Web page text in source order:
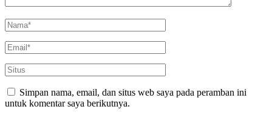
Simpan nama, email, dan situs web saya pada peramban ini
untuk komentar saya berikutnya.